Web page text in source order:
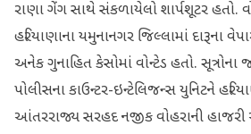
રાણા ગેંગ સાથે સંકળાયેલો શાર્પશૂટર હતો.
હરિયાણાના યમુનાનગર જિલ્લામાં દારૂના
અનેક ગુનાહિત કેસોમાં વોન્ટેડ હતો. સૂત્રોના
પોલીસના કાઉન્ટર-ઇન્ટેલિજન્સ યુનિટને
આંતરરાજ્ય સરહદ નજીક વોહરાની હાજરી